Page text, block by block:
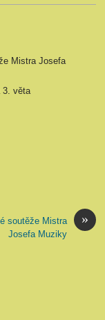
Mistra Josefa
3. věta
»
soutěže Mistra
Josefa Muziky